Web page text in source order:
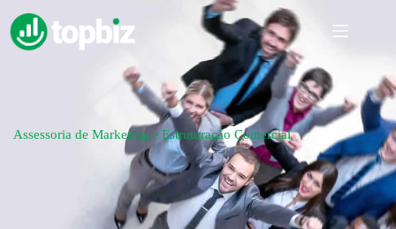
Assessoria de Marketing e Estruturação Comercial